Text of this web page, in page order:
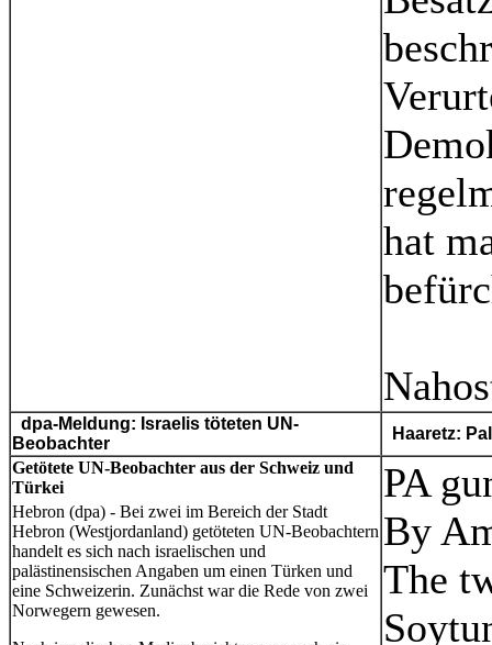
hat
dpa-Meldung: Israelis töteten UN-
Beobachter
Haaretz:
Getötete UN-Beobachter aus der Schweiz und
Türkei
Hebron (dpa) - Bei zwei im Bereich der Stadt
Hebron (Westjordanland) getöteten UN-Beobachtern
handelt es sich nach israelischen und
palästinensischen Angaben um einen Türken und
eine Schweizerin. Zunächst war die Rede von zwei
Norwegern gewesen.
PA
By
The